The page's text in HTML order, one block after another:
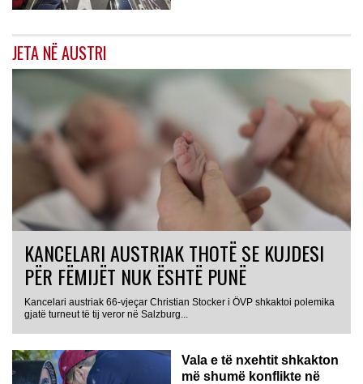
JETA NË AUSTRI
KANCELARI AUSTRIAK THOTË SE KUJDESI
PËR FËMIJËT NUK ËSHTË PUNË
Kancelari austriak 66-vjeçar Christian Stocker i ÖVP shkaktoi polemika
gjatë turneut të tij veror në Salzburg...
Vala e të nxehtit shkakton
më shumë konflikte në